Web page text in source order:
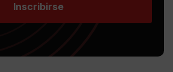
Inscribirse